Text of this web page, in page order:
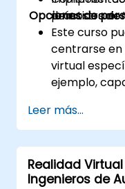
prácticos de
Opciones de
Este curso
centrarse en
virtual
ejemplo,
para
Leer más...
Realidad
Ingenieros de